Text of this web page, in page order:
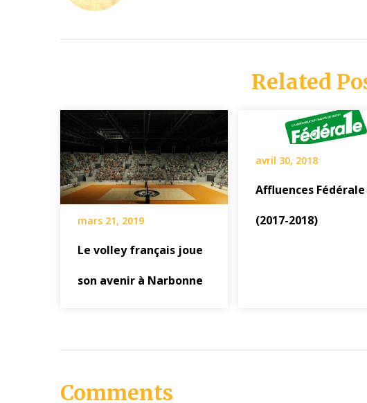
Related
mars 21, 2019
Le volley français joue
son avenir à Narbonne
avril 30, 2018
Affluences Fédérale
(2017-2018)
Comments